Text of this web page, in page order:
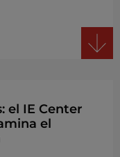
el IE Center
el